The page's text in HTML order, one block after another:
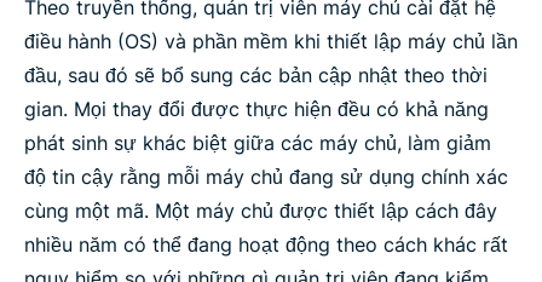
Theo truyền thống, quản trị viên máy chủ cài đặt hệ
điều hành (OS) và phần mềm khi thiết lập máy chủ lần
đầu, sau đó sẽ bổ sung các bản cập nhật theo thời
gian. Mọi thay đổi được thực hiện đều có khả năng
phát sinh sự khác biệt giữa các máy chủ, làm giảm
độ tin cậy rằng mỗi máy chủ đang sử dụng chính xác
cùng một mã. Một máy chủ được thiết lập cách đây
nhiều năm có thể đang hoạt động theo cách khác rất